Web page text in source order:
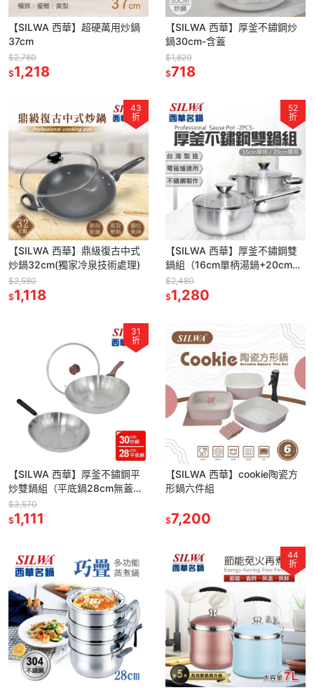
【SILWA 西華】超硬萬用炒鍋
37cm
$2,780
$1,218
【SILWA 西華】厚釜不鏽鋼炒
鍋30cm-含蓋
$1,820
$718
43
折
【SILWA 西華】鼎級復古中式
炒鍋32cm(獨家冷泉技術處理)
$2,580
$1,118
52
折
【SILWA 西華】厚釜不鏽鋼雙
鍋組（16cm單柄湯鍋+20cm雙
耳湯鍋）
$2,480
$1,280
31
折
【SILWA 西華】厚釜不鏽鋼平
炒雙鍋組（平底鍋28cm無蓋＋
炒鍋30cm含蓋）
$3,570
$1,111
【SILWA 西華】cookie陶瓷方
形鍋六件組
$7,200
44
折